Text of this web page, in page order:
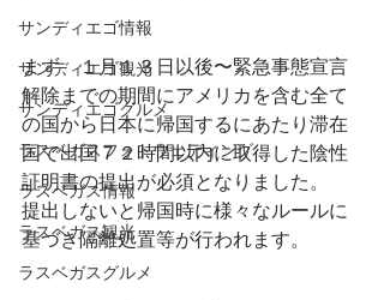
サンディエゴ情報
サンディエゴ観光
サンディエゴグルメ
ラスベガスフォトウェディング
ラスベガス情報
ラスベガス観光
ラスベガスグルメ
まず、１月１３日以後〜緊急事態宣言
解除までの期間にアメリカを含む全て
の国から日本に帰国するにあたり滞在
国で出国７２時間以内に取得した陰性
証明書の提出が必須となりました。
提出しないと帰国時に様々なルールに
基づき隔離処置等が行われます。